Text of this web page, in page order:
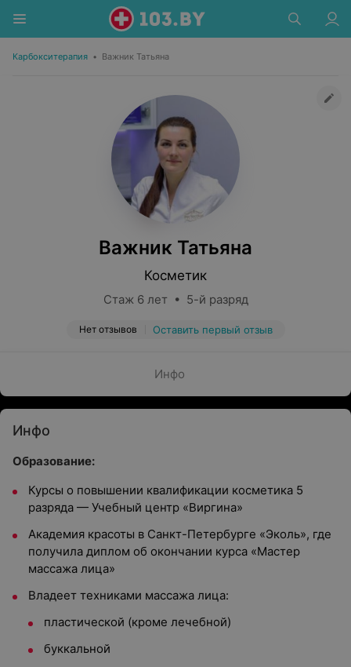
Карбокситерапия • Важник Татьяна
Важник Татьяна
Косметик
Стаж 6 лет • 5-й разряд
Нет отзывов Оставить первый отзыв
Инфо
Инфо
Образование:
Курсы о повышении квалификации косметика 5
разряда — Учебный центр «Виргина»
Академия красоты в Санкт-Петербурге «Эколь», где
получила диплом об окончании курса «Мастер
массажа лица»
Владеет техниками массажа лица:
пластической (кроме лечебной)
буккальной